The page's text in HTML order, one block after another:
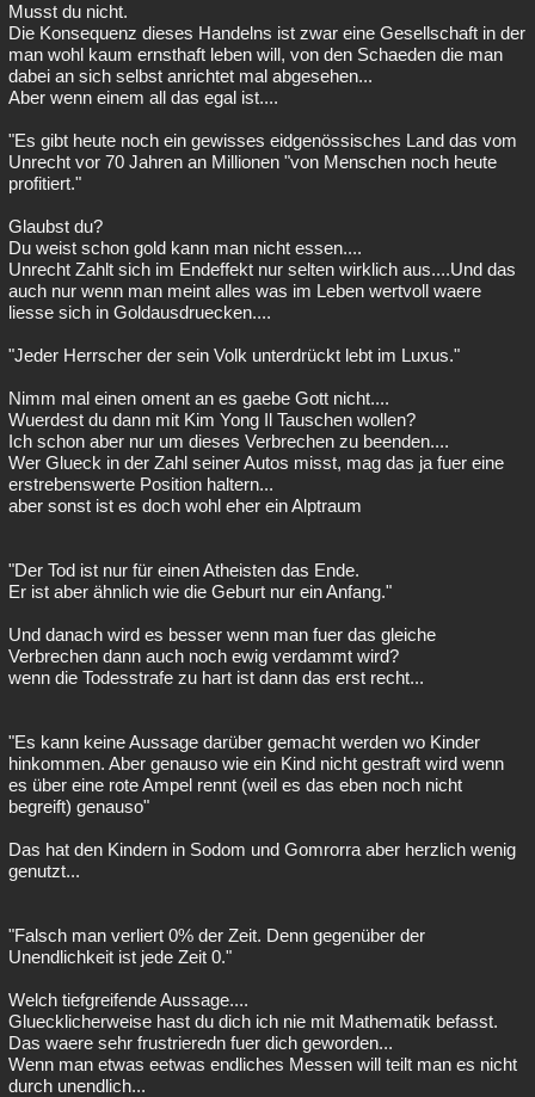
Musst du nicht.
Die Konsequenz dieses Handelns ist zwar eine Gesellschaft in der
man wohl kaum ernsthaft leben will, von den Schaeden die man
dabei an sich selbst anrichtet mal abgesehen...
Aber wenn einem all das egal ist....
"Es gibt heute noch ein gewisses eidgenössisches Land das vom
Unrecht vor 70 Jahren an Millionen "von Menschen noch heute
profitiert."
Glaubst du?
Du weist schon gold kann man nicht essen....
Unrecht Zahlt sich im Endeffekt nur selten wirklich aus....Und das
auch nur wenn man meint alles was im Leben wertvoll waere
liesse sich in Goldausdruecken....
"Jeder Herrscher der sein Volk unterdrückt lebt im Luxus."
Nimm mal einen oment an es gaebe Gott nicht....
Wuerdest du dann mit Kim Yong Il Tauschen wollen?
Ich schon aber nur um dieses Verbrechen zu beenden....
Wer Glueck in der Zahl seiner Autos misst, mag das ja fuer eine
erstrebenswerte Position haltern...
aber sonst ist es doch wohl eher ein Alptraum
"Der Tod ist nur für einen Atheisten das Ende.
Er ist aber ähnlich wie die Geburt nur ein Anfang."
Und danach wird es besser wenn man fuer das gleiche
Verbrechen dann auch noch ewig verdammt wird?
wenn die Todesstrafe zu hart ist dann das erst recht...
"Es kann keine Aussage darüber gemacht werden wo Kinder
hinkommen. Aber genauso wie ein Kind nicht gestraft wird wenn
es über eine rote Ampel rennt (weil es das eben noch nicht
begreift) genauso"
Das hat den Kindern in Sodom und Gomrorra aber herzlich wenig
genutzt...
"Falsch man verliert 0% der Zeit. Denn gegenüber der
Unendlichkeit ist jede Zeit 0."
Welch tiefgreifende Aussage....
Gluecklicherweise hast du dich ich nie mit Mathematik befasst.
Das waere sehr frustrieredn fuer dich geworden...
Wenn man etwas eetwas endliches Messen will teilt man es nicht
durch unendlich...